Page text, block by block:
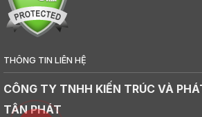
THÔNG TIN LIÊN HỆ
CÔNG TY TNHH KIẾN TRÚC VÀ
TÂN PHÁT